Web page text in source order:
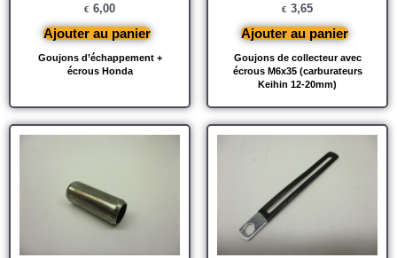
Goujons d’échappement +
écrous Honda
€ 6,00
Ajouter au panier
Goujons de collecteur avec
écrous M6x35 (carburateurs
Keihin 12-20mm)
€ 3,65
Ajouter au panier